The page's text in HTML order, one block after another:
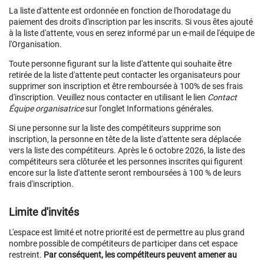
La liste d'attente est ordonnée en fonction de l'horodatage du
paiement des droits d'inscription par les inscrits. Si vous êtes ajouté
à la liste d'attente, vous en serez informé par un e-mail de l'équipe de
l'Organisation.
Toute personne figurant sur la liste d'attente qui souhaite être
retirée de la liste d'attente peut contacter les organisateurs pour
supprimer son inscription et être remboursée à 100% de ses frais
d'inscription. Veuillez nous contacter en utilisant le lien Contact
Équipe organisatricesur l'onglet Informations générales.
Si une personne sur la liste des compétiteurs supprime son
inscription, la personne en tête de la liste d'attente sera déplacée
vers la liste des compétiteurs. Après le 6 octobre 2026, la liste des
compétiteurs sera clôturée et les personnes inscrites qui figurent
encore sur la liste d'attente seront remboursées à 100 % de leurs
frais d'inscription.
Limite d'invités
L'espace est limité et notre priorité est de permettre au plus grand
nombre possible de compétiteurs de participer dans cet espace
restreint. Par conséquent, les compétiteurs peuvent amener au